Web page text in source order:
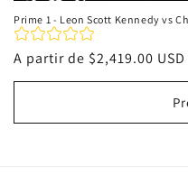
Prime 1 - Leon Scott Kennedy vs
Precio
habitual
A partir de $2,419.00 USD